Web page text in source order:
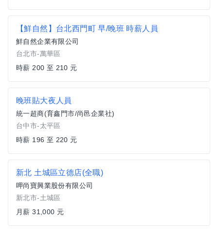
【鮮自然】台北西門町 早/晚班 時薪人員
鮮自然企業有限公司
台北市-萬華區
時薪 200 至 210 元
晚班貼大夜人員
統一超商(育鑫門市/尚邑企業社)
台中市-太平區
時薪 196 至 220 元
新北 土城區立德店(全職)
呷尚寶興業股份有限公司
新北市-土城區
月薪 31,000 元